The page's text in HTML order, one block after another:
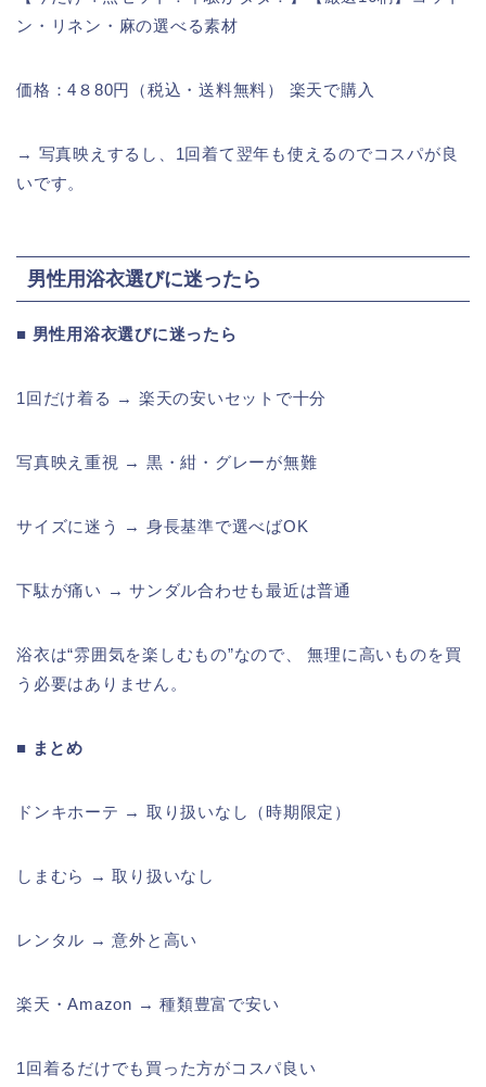
ン・リネン・麻の選べる素材
価格：4８80円（税込・送料無料） 楽天で購入
→ 写真映えするし、1回着て翌年も使えるのでコスパが良
いです。
男性用浴衣選びに迷ったら
■ 男性用浴衣選びに迷ったら
1回だけ着る → 楽天の安いセットで十分
写真映え重視 → 黒・紺・グレーが無難
サイズに迷う → 身長基準で選べばOK
下駄が痛い → サンダル合わせも最近は普通
浴衣は“雰囲気を楽しむもの”なので、 無理に高いものを買
う必要はありません。
■ まとめ
ドンキホーテ → 取り扱いなし（時期限定）
しまむら → 取り扱いなし
レンタル → 意外と高い
楽天・Amazon → 種類豊富で安い
1回着るだけでも買った方がコスパ良い